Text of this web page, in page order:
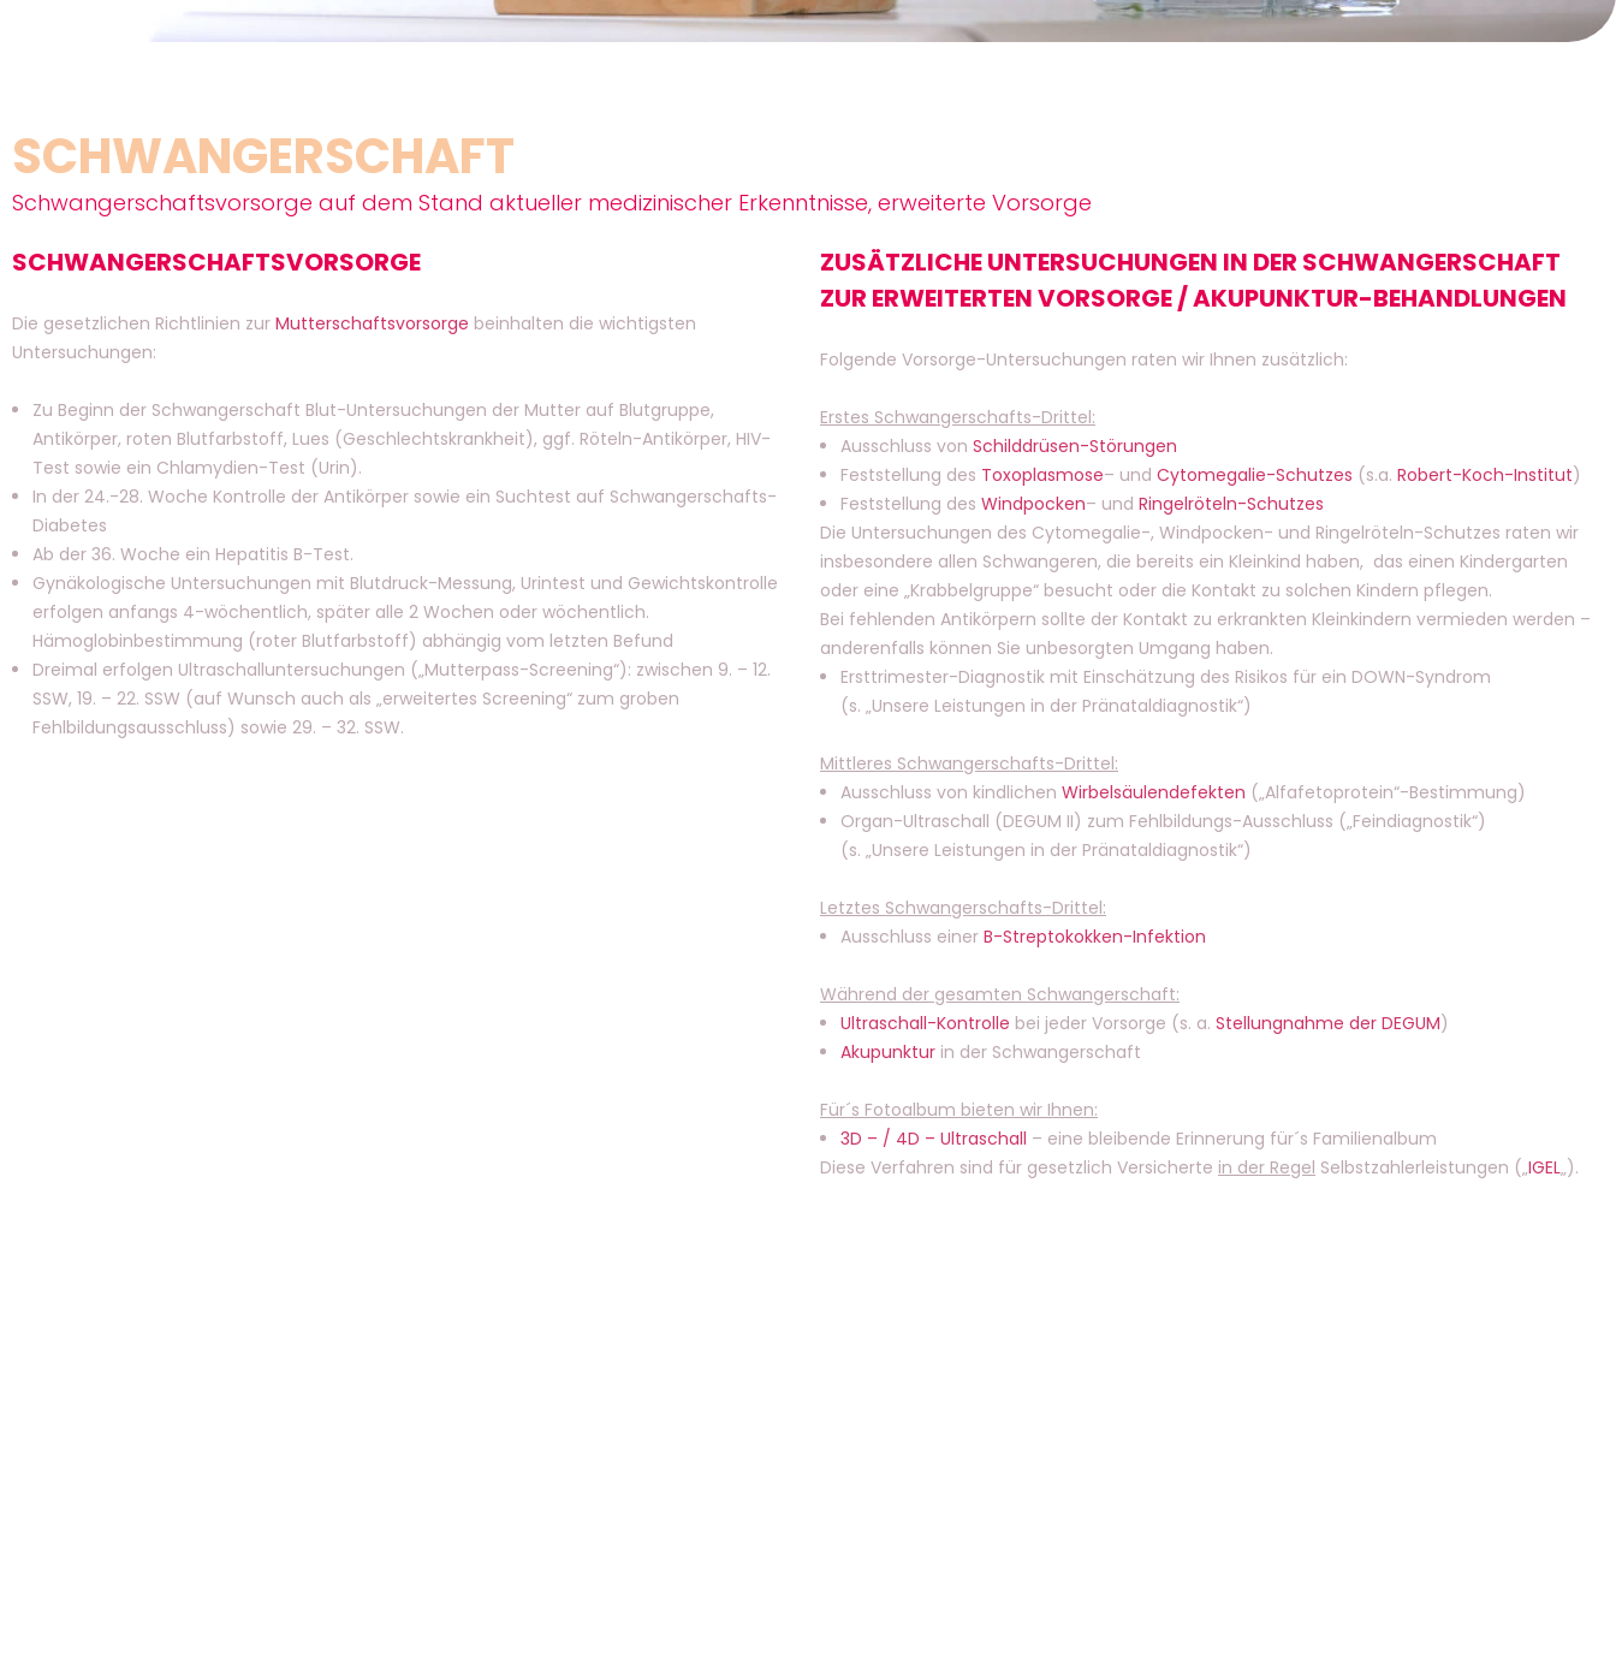
SCHWANGERSCHAFT
Schwangerschaftsvorsorge auf dem Stand aktueller medizinischer Erkenntnisse, erweiterte Vorsorge
SCHWANGERSCHAFTSVORSORGE
Die gesetzlichen Richtlinien zur Mutterschaftsvorsorge beinhalten die wichtigsten
Untersuchungen:
Zu Beginn der Schwangerschaft Blut-Untersuchungen der Mutter auf Blutgruppe,
Antikörper, roten Blutfarbstoff, Lues (Geschlechtskrankheit), ggf. Röteln-Antikörper, HIV-
Test sowie ein Chlamydien-Test (Urin).
In der 24.-28. Woche Kontrolle der Antikörper sowie ein Suchtest auf Schwangerschafts-
Diabetes
Ab der 36. Woche ein Hepatitis B-Test.
Gynäkologische Untersuchungen mit Blutdruck-Messung, Urintest und Gewichtskontrolle
erfolgen anfangs 4-wöchentlich, später alle 2 Wochen oder wöchentlich.
Hämoglobinbestimmung (roter Blutfarbstoff) abhängig vom letzten Befund
Dreimal erfolgen Ultraschalluntersuchungen („Mutterpass-Screening“): zwischen 9. – 12.
SSW, 19. – 22. SSW (auf Wunsch auch als „erweitertes Screening“ zum groben
Fehlbildungsausschluss) sowie 29. – 32. SSW.
ZUSÄTZLICHE UNTERSUCHUNGEN IN DER SCHWANGERSCHAFT
ZUR ERWEITERTEN VORSORGE / AKUPUNKTUR-BEHANDLUNGEN
Folgende Vorsorge-Untersuchungen raten wir Ihnen zusätzlich:
Erstes Schwangerschafts-Drittel:
Ausschluss von Schilddrüsen-Störungen
Feststellung des Toxoplasmose– und Cytomegalie-Schutzes (s.a. Robert-Koch-Institut)
Feststellung des Windpocken– und Ringelröteln-Schutzes
Die Untersuchungen des Cytomegalie-, Windpocken- und Ringelröteln-Schutzes raten wir
insbesondere allen Schwangeren, die bereits ein Kleinkind haben, das einen Kindergarten
oder eine „Krabbelgruppe“ besucht oder die Kontakt zu solchen Kindern pflegen.
Bei fehlenden Antikörpern sollte der Kontakt zu erkrankten Kleinkindern vermieden werden –
anderenfalls können Sie unbesorgten Umgang haben.
Ersttrimester-Diagnostik mit Einschätzung des Risikos für ein DOWN-Syndrom
(s. „Unsere Leistungen in der Pränataldiagnostik“)
Mittleres Schwangerschafts-Drittel:
Ausschluss von kindlichen Wirbelsäulendefekten („Alfafetoprotein“-Bestimmung)
Organ-Ultraschall (DEGUM II) zum Fehlbildungs-Ausschluss („Feindiagnostik“)
(s. „Unsere Leistungen in der Pränataldiagnostik“)
Letztes Schwangerschafts-Drittel:
Ausschluss einer B-Streptokokken-Infektion
Während der gesamten Schwangerschaft:
Ultraschall-Kontrolle bei jeder Vorsorge (s. a. Stellungnahme der DEGUM)
Akupunktur in der Schwangerschaft
Für´s Fotoalbum bieten wir Ihnen:
3D – / 4D – Ultraschall – eine bleibende Erinnerung für´s Familienalbum
Diese Verfahren sind für gesetzlich Versicherte in der Regel Selbstzahlerleistungen („IGEL„).